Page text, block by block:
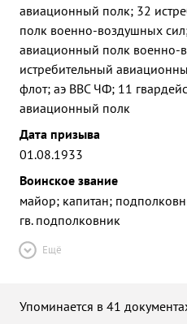
авиационный полк; 32
полк военно-воздушных
авиационный полк военно-
истребительный
флот; аэ ВВС ЧФ; 11
авиационный полк
Дата призыва
01.08.1933
Воинское звание
майор; капитан;
гв. подполковник
Ещё
Упоминается в 41